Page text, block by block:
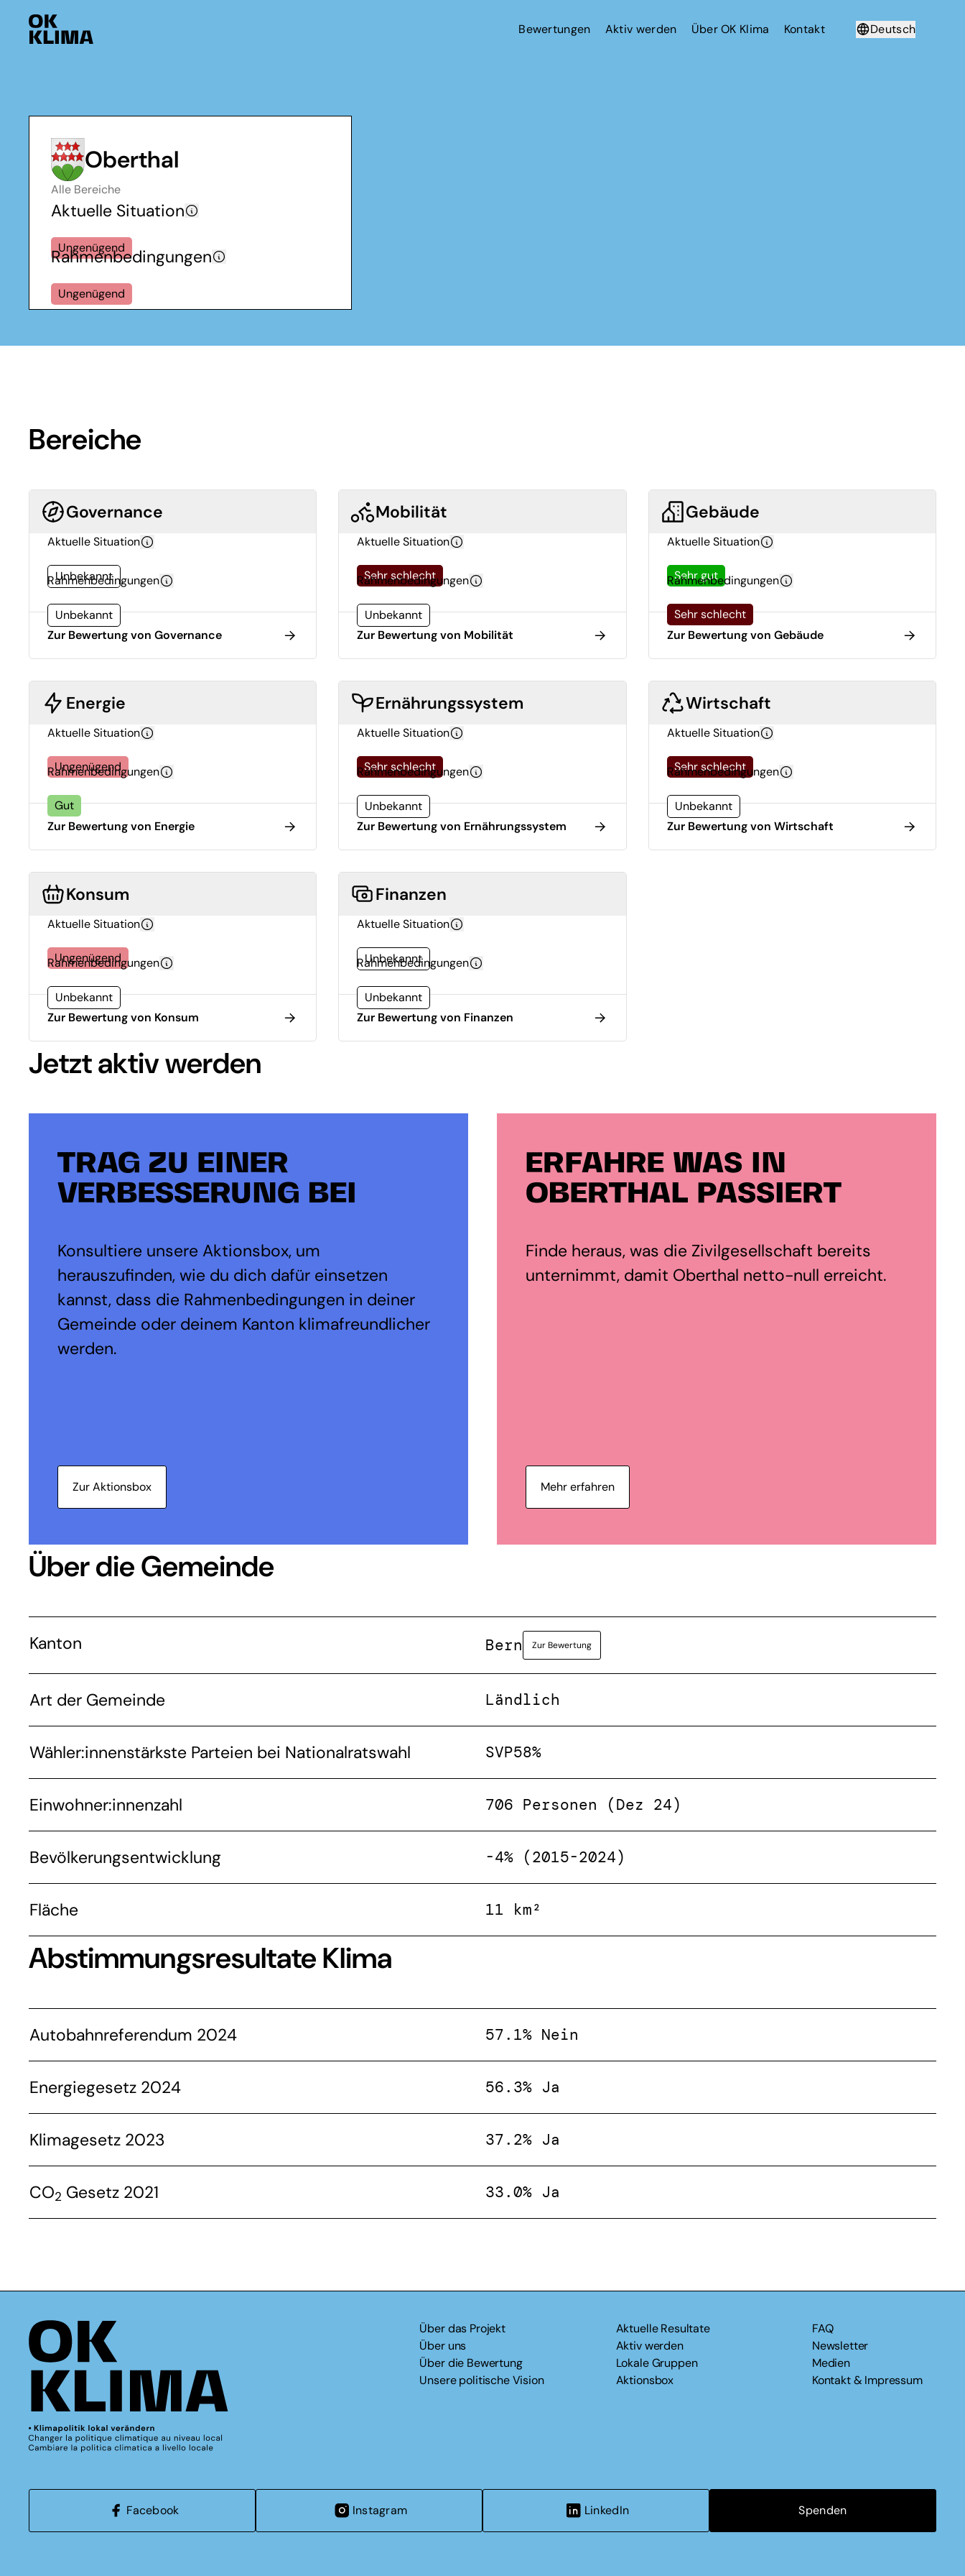
Bewertungen Aktiv werden Über OK Klima Kontakt
Deutsch
Oberthal
Alle Bereiche
Aktuelle Situation
Ungenügend
Rahmenbedingungen
Ungenügend
Bereiche
Governance
Aktuelle Situation
Unbekannt
Rahmenbedingungen
Unbekannt
Zur Bewertung von Governance
Mobilität
Aktuelle Situation
Sehr schlecht
Rahmenbedingungen
Unbekannt
Zur Bewertung von Mobilität
Gebäude
Aktuelle Situation
Sehr gut
Rahmenbedingungen
Sehr schlecht
Zur Bewertung von Gebäude
Energie
Aktuelle Situation
Ungenügend
Rahmenbedingungen
Gut
Zur Bewertung von Energie
Ernährungssystem
Aktuelle Situation
Sehr schlecht
Rahmenbedingungen
Unbekannt
Zur Bewertung von Ernährungssystem
Wirtschaft
Aktuelle Situation
Sehr schlecht
Rahmenbedingungen
Unbekannt
Zur Bewertung von Wirtschaft
Konsum
Aktuelle Situation
Ungenügend
Rahmenbedingungen
Unbekannt
Zur Bewertung von Konsum
Finanzen
Aktuelle Situation
Unbekannt
Rahmenbedingungen
Unbekannt
Zur Bewertung von Finanzen
Jetzt aktiv werden
TRAG ZU EINER
VERBESSERUNG BEI
Konsultiere unsere Aktionsbox, um
herauszufinden, wie du dich dafür einsetzen
kannst, dass die Rahmenbedingungen in deiner
Gemeinde oder deinem Kanton klimafreundlicher
werden.
Zur Aktionsbox
ERFAHRE WAS IN
OBERTHAL PASSIERT
Finde heraus, was die Zivilgesellschaft bereits
unternimmt, damit Oberthal netto-null erreicht.
Mehr erfahren
Über die Gemeinde
Kanton Bern Zur Bewertung
Art der Gemeinde Ländlich
Wähler:innenstärkste Parteien bei Nationalratswahl SVP58%
Einwohner:innenzahl 706 Personen (Dez 24)
Bevölkerungsentwicklung -4% (2015-2024)
Fläche 11 km²
Abstimmungsresultate Klima
Autobahnreferendum 2024 57.1% Nein
Energiegesetz 2024 56.3% Ja
Klimagesetz 2023 37.2% Ja
CO2 Gesetz 2021 33.0% Ja
Über das Projekt
Über uns
Über die Bewertung
Unsere politische Vision
Aktuelle Resultate
Aktiv werden
Lokale Gruppen
Aktionsbox
FAQ
Newsletter
Medien
Kontakt & Impressum
Facebook Instagram LinkedIn Spenden